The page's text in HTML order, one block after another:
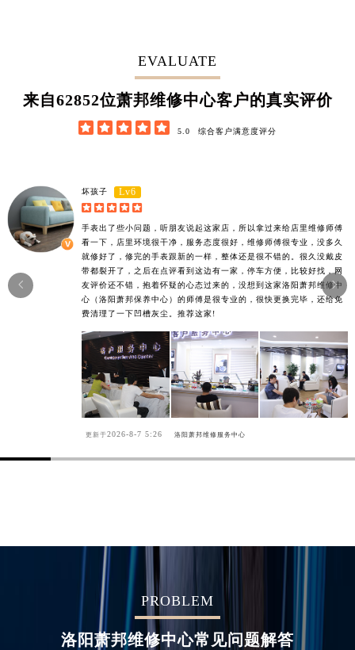
EVALUATE
来自62852位萧邦维修中心客户的真实评价
     5.0 综合客户满意度评分
坏孩子 Lv6
    
手表出了些小问题，听朋友说起这家店，所以拿过来给店里维修师傅
看一下，店里环境很干净，服务态度很好，维修师傅很专业，没多久
就修好了，修完的手表跟新的一样，整体还是很不错的。很久没戴皮
带都裂开了，之后在点评看到这边有一家，停车方便，比较好找，网
友评价还不错，抱着怀疑的心态过来的，没想到这家洛阳萧邦维修中
心（洛阳萧邦保养中心）的师傅是很专业的，很快更换完毕，还给免
费清理了一下凹槽灰尘。推荐这家!
更新于2026-8-7 5:26 洛阳萧邦维修服务中心


PROBLEM
洛阳萧邦维修中心常见问题解答